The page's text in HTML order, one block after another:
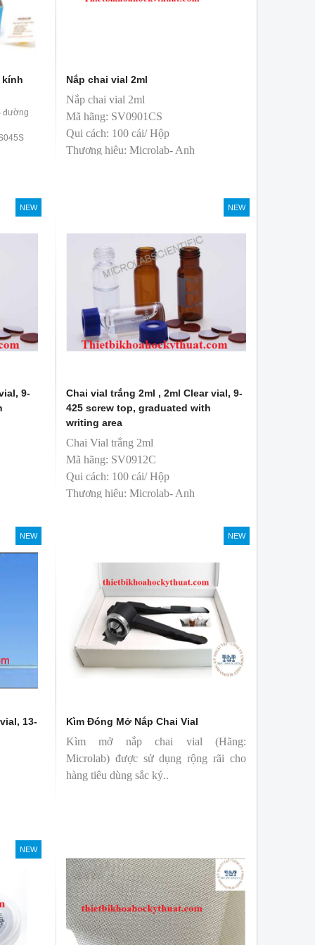
kính
đường
Nắp chai vial 2ml
Nắp chai vial 2ml
Mã hãng: SV0901CS
Qui cách: 100 cái/ Hộp
Thương hiệu: Microlab- Anh
NEW
9-
NEW
Chai vial trắng 2ml , 2ml Clear vial, 9-
425 screw top, graduated with
writing area
Chai Vial trắng 2ml
Mã hãng: SV0912C
Qui cách: 100 cái/ Hộp
Thương hiệu: Microlab- Anh
NEW
13-
NEW
Kìm Đóng Mở Nắp Chai Vial
Kìm mở nắp chai vial (Hãng:
Microlab) được sử dụng rộng rãi cho
hàng tiêu dùng sắc ký..
NEW